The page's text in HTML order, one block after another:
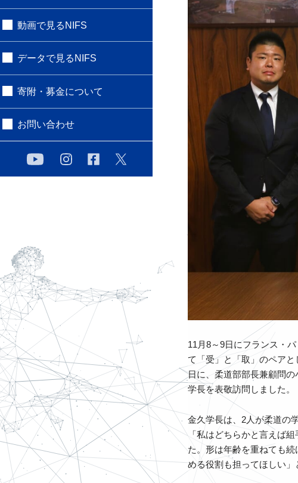
動画で見るNIFS
データで見るNIFS
寄附・募金について
お問い合わせ
11月8～9日にフランス・
て「受」と「取」のペア
日に、柔道部部長兼顧問
学長を表敬訪問しました。
金久学長は、2人が柔道の
「私はどちらかと言えば
た。形は年齢を重ねても
める役割も担ってほしい